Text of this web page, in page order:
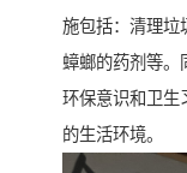
施包括：清理垃
蟑螂的药剂等。
环保意识和卫生
的生活环境。